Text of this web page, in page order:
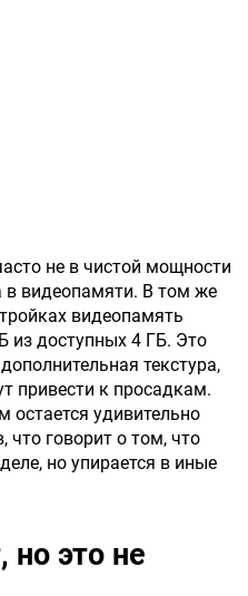
не в чистой мощности
в видеопамяти. В том же
видеопамять
из доступных 4 ГБ. Это
текстура,
привести к просадкам.
остается удивительно
что говорит о том, что
но упирается в иные
но это не